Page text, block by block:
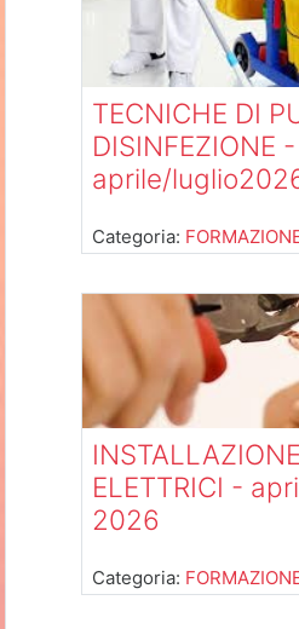
TECNICHE DI
DISINFEZIONE -
aprile/
Categoria:
ELETTRICI -
2026
Categoria: